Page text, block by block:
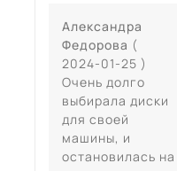
Александра
Федорова (
2024-01-25 )
Очень долго
выбирала диски
для своей
машины, и
остановилась на